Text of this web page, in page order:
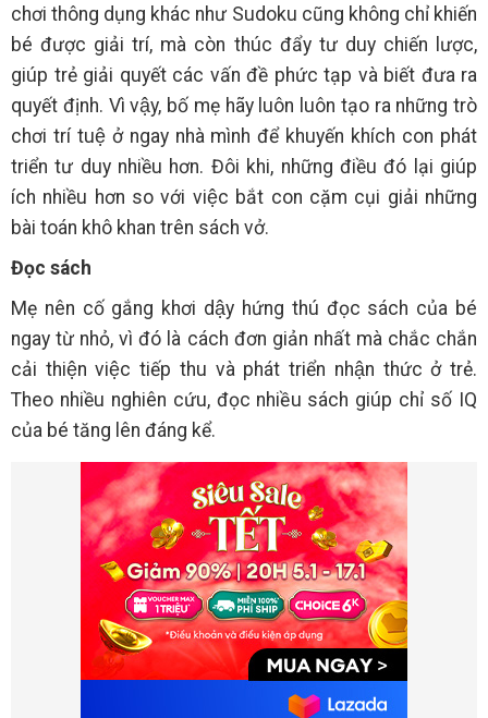
chơi thông dụng khác như Sudoku cũng không chỉ khiến
bé được giải trí, mà còn thúc đẩy tư duy chiến lược,
giúp trẻ giải quyết các vấn đề phức tạp và biết đưa ra
quyết định. Vì vậy, bố mẹ hãy luôn luôn tạo ra những trò
chơi trí tuệ ở ngay nhà mình để khuyến khích con phát
triển tư duy nhiều hơn. Đôi khi, những điều đó lại giúp
ích nhiều hơn so với việc bắt con cặm cụi giải những
bài toán khô khan trên sách vở.
Đọc sách
Mẹ nên cố gắng khơi dậy hứng thú đọc sách của bé
ngay từ nhỏ, vì đó là cách đơn giản nhất mà chắc chắn
cải thiện việc tiếp thu và phát triển nhận thức ở trẻ.
Theo nhiều nghiên cứu, đọc nhiều sách giúp chỉ số IQ
của bé tăng lên đáng kể.